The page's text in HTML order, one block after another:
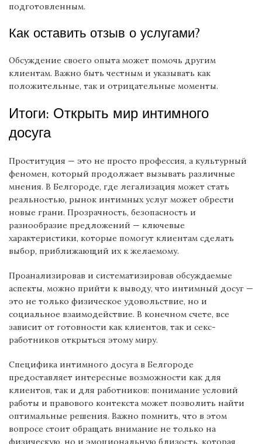
подготовленным.
Как оставить отзыв о услугами?
Обсуждение своего опыта может помочь другим
клиентам. Важно быть честным и указывать как
положительные, так и отрицательные моменты.
Итоги: Открыть мир интимного
досуга
Проституция — это не просто профессия, а культурный
феномен, который продолжает вызывать различные
мнения. В Белгороде, где легализация может стать
реальностью, рынок интимных услуг может обрести
новые грани. Прозрачность, безопасность и
разнообразие предложений — ключевые
характеристики, которые помогут клиентам сделать
выбор, приближающий их к желаемому.
Проанализировав и систематизировав обсуждаемые
аспекты, можно прийти к выводу, что интимный досуг —
это не только физическое удовольствие, но и
социальное взаимодействие. В конечном счете, все
зависит от готовности как клиентов, так и секс-
работников открыться этому миру.
Специфика интимного досуга в Белгороде
предоставляет интересные возможности как для
клиентов, так и для работников: понимание условий
работы и правового контекста может позволить найти
оптимальные решения. Важно помнить, что в этом
вопросе стоит обращать внимание не только на
физическую, но и эмоциональную близость, которая